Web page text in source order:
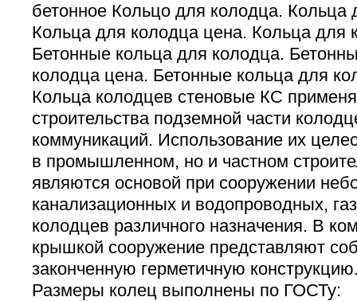
бетонное Кольцо для колодца. Кольца
Кольца для колодца цена. Кольца для
Бетонные кольца для колодца.
колодца цена. Бетонные кольца для
Кольца колодцев стеновые КС
строительства подземной части
коммуникаций. Использование их
в промышленном, но и частном
являются основой при сооружении
канализационных и водопроводных,
колодцев различного назначения. В
крышкой сооружение представляют
законченную герметичную
Размеры колец выполнены по ГОСТу: